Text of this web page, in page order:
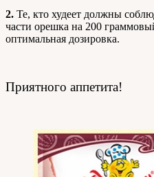
2. Те, кто худеет должны
части орешка на 200
оптимальная дозировка.
Приятного аппетита!